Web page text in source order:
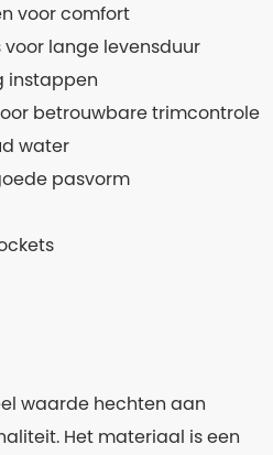
voor comfort
voor lange levensduur
instappen
betrouwbare trimcontrole
water
pasvorm
waarde hechten aan
Het materiaal is een